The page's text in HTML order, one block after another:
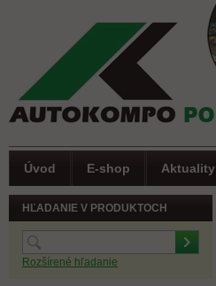
HĽADANIE V PRODUKTOCH
Rozšírené hľadanie
Úvod E-shop Aktuality